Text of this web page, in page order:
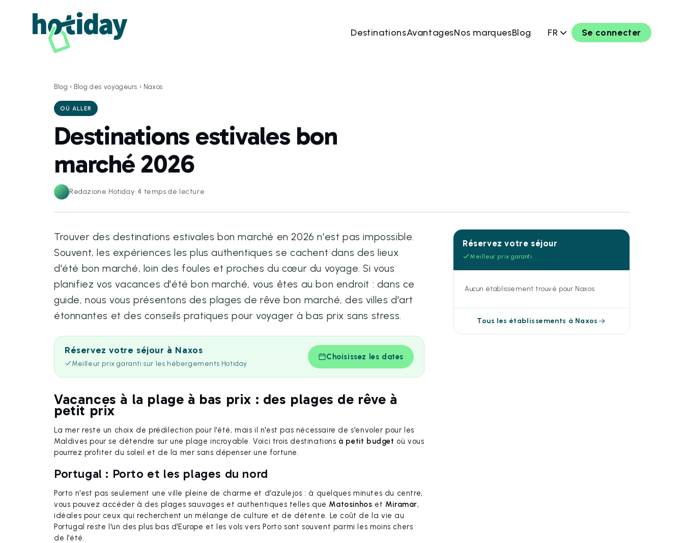
DestinationsAvantagesNos marquesBlog FR Se connecter
Blog › Blog des voyageurs › Naxos
OÙ ALLER
Destinations estivales bon
marché 2026
Redazione Hotiday· 4 temps de lecture
Trouver des destinations estivales bon marché en 2026 n'est pas impossible.
Souvent, les expériences les plus authentiques se cachent dans des lieux
d'été bon marché, loin des foules et proches du cœur du voyage. Si vous
planifiez vos vacances d'été bon marché, vous êtes au bon endroit : dans ce
guide, nous vous présentons des plages de rêve bon marché, des villes d'art
étonnantes et des conseils pratiques pour voyager à bas prix sans stress.
Réservez votre séjour à Naxos
Meilleur prix garanti sur les hébergements Hotiday
Choisissez les dates
Vacances à la plage à bas prix : des plages de rêve à
petit prix
La mer reste un choix de prédilection pour l'été, mais il n'est pas nécessaire de s'envoler pour les
Maldives pour se détendre sur une plage incroyable. Voici trois destinations à petit budget où vous
pourrez profiter du soleil et de la mer sans dépenser une fortune.
Portugal : Porto et les plages du nord
Porto n'est pas seulement une ville pleine de charme et d'azulejos : à quelques minutes du centre,
vous pouvez accéder à des plages sauvages et authentiques telles que Matosinhos et Miramar,
idéales pour ceux qui recherchent un mélange de culture et de détente. Le coût de la vie au
Portugal reste l'un des plus bas d'Europe et les vols vers Porto sont souvent parmi les moins chers
de l'été.
Réservez votre séjour
Meilleur prix garanti
Aucun établissement trouvé pour Naxos
Tous les établissements à Naxos